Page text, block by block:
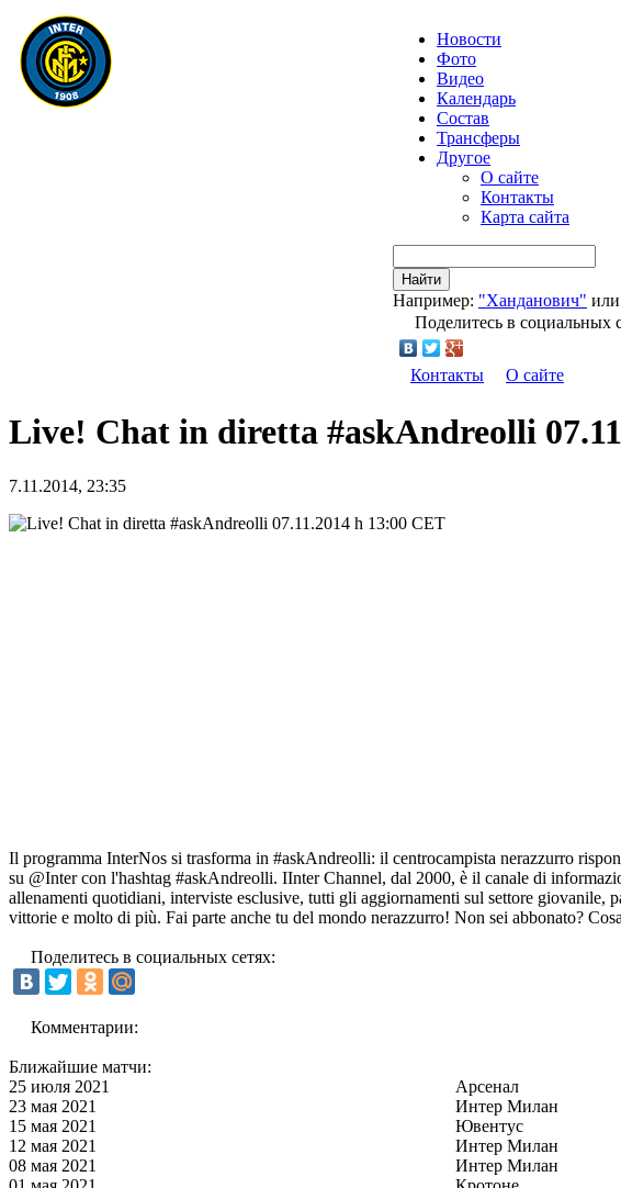
Новости
Фото
Видео
Календарь
Состав
Трансферы
Другое
О сайте
Контакты
Карта сайта
Найти
Например: "Ханданович" или
Поделитесь в социальных
Контакты О сайте
Live! Chat in diretta #askAndreolli
7.11.2014, 23:35
Il programma InterNos si trasforma in #askAndreolli: il centrocampista nerazzurro
su @Inter con l'hashtag #askAndreolli. IInter Channel, dal 2000, è il canale di
allenamenti quotidiani, interviste esclusive, tutti gli aggiornamenti sul settore giovanile,
vittorie e molto di più. Fai parte anche tu del mondo nerazzurro! Non sei abbonato?
Поделитесь в социальных сетях:
Комментарии:
Ближайшие матчи:
25 июля 2021
Арсенал
23 мая 2021
Интер Милан
15 мая 2021
Ювентус
12 мая 2021
Интер Милан
08 мая 2021
Интер Милан